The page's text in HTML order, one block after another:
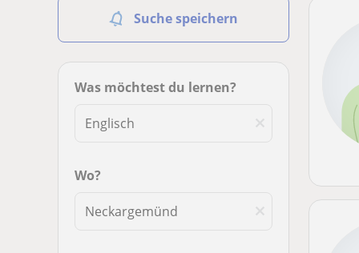
Suche speichern
Was möchtest du lernen?
Wo?